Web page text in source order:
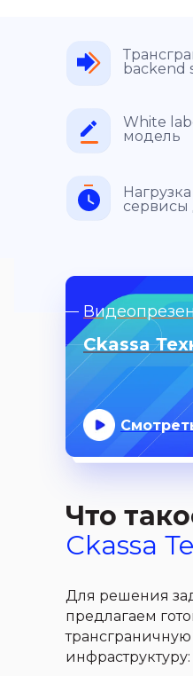
backend
White
модель
сервисы
Что
Ckassa
Для решения
предлагаем
инфраструктуру:
Ckassa